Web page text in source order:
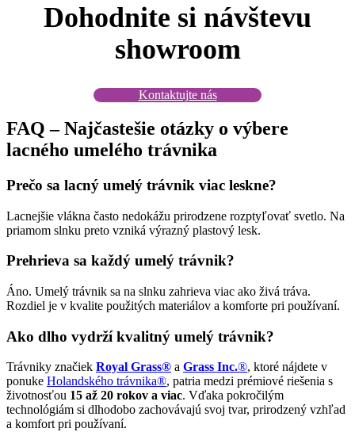
Dohodnite si návštevu
showroom
Kontaktujte nás
FAQ – Najčastešie otázky o výbere
lacného umelého trávnika
Prečo sa lacný umelý trávnik viac leskne?
Lacnejšie vlákna často nedokážu prirodzene rozptyľovať svetlo. Na
priamom slnku preto vzniká výrazný plastový lesk.
Prehrieva sa každý umelý trávnik?
Áno. Umelý trávnik sa na slnku zahrieva viac ako živá tráva.
Rozdiel je v kvalite použitých materiálov a komforte pri používaní.
Ako dlho vydrží kvalitný umelý trávnik?
Trávniky značiek Royal Grass® a Grass Inc.®, ktoré nájdete v
ponuke Holandského trávnika®, patria medzi prémiové riešenia s
životnosťou 15 až 20 rokov a viac. Vďaka pokročilým
technológiám si dlhodobo zachovávajú svoj tvar, prirodzený vzhľad
a komfort pri používaní.